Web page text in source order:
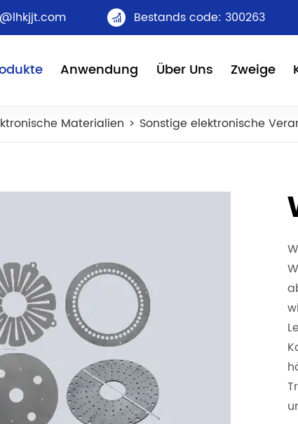
 Bestands code: 300263
Anwendung Über Uns Zweige
Materialien Sonstige elektronische